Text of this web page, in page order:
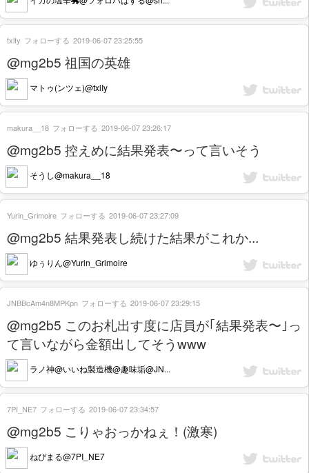
@mg2b5 祖国の英雄
マトゥ(ンツェ)@txlIy
txlIy フォローする 2019-06-07 23:25:55
@mg2b5 控えめに結果発表〜って言いそう
そうし@makura__18
makura__18 フォローする 2019-06-07 23:26:17
@mg2b5 結果発表し続けた結果がこれか...
ゆぅりん@Yurin_Grimoire
Yurin_Grimoire フォローする 2019-06-07 23:27:09
@mg2b5 このお札出す度に店員が｢結果発表〜｣っ
て言いながら金額出してそうwww
ラノ神@いいね製造機@趣味垢@JN...
JNBBcAm4n8MPKpn フォローする 2019-06-07 23:29:15
@mg2b5 こりゃおっかねぇ！(激寒)
ねぴまる@7PI_NE7
7PI_NE7 フォローする 2019-06-07 23:34:57